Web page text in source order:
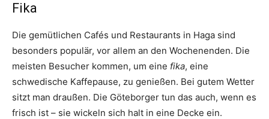
Fika
Die gemütlichen Cafés und Restaurants in Haga sind
besonders populär, vor allem an den Wochenenden. Die
meisten Besucher kommen, um eine fika, eine
schwedische Kaffepause, zu genießen. Bei gutem Wetter
sitzt man draußen. Die Göteborger tun das auch, wenn es
frisch ist – sie wickeln sich halt in eine Decke ein.